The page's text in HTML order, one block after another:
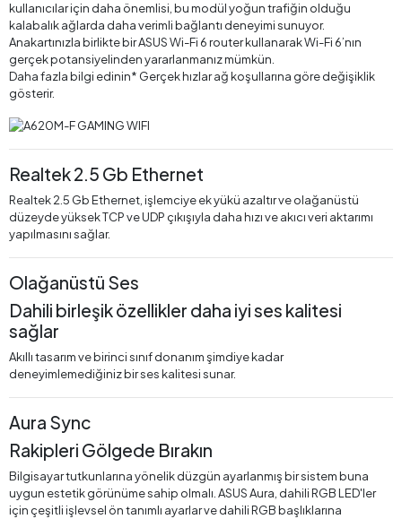
kullanıcılar için daha önemlisi, bu modül yoğun trafiğin olduğu
kalabalık ağlarda daha verimli bağlantı deneyimi sunuyor.
Anakartınızla birlikte bir ASUS Wi-Fi 6 router kullanarak Wi-Fi 6’nın
gerçek potansiyelinden yararlanmanız mümkün.
Daha fazla bilgi edinin* Gerçek hızlar ağ koşullarına göre değişiklik
gösterir.
Realtek 2.5 Gb Ethernet
Realtek 2.5 Gb Ethernet, işlemciye ek yükü azaltır ve olağanüstü
düzeyde yüksek TCP ve UDP çıkışıyla daha hızı ve akıcı veri aktarımı
yapılmasını sağlar.
Olağanüstü Ses
Dahili birleşik özellikler daha iyi ses kalitesi
sağlar
Akıllı tasarım ve birinci sınıf donanım şimdiye kadar
deneyimlemediğiniz bir ses kalitesi sunar.
Aura Sync
Rakipleri Gölgede Bırakın
Bilgisayar tutkunlarına yönelik düzgün ayarlanmış bir sistem buna
uygun estetik görünüme sahip olmalı. ASUS Aura, dahili RGB LED'ler
için çeşitli işlevsel ön tanımlı ayarlar ve dahili RGB başlıklarına